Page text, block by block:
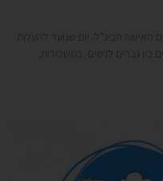
האישה הבינ"ל. יום שנועד להעלות
בין גברים לנשים- במשכורות,